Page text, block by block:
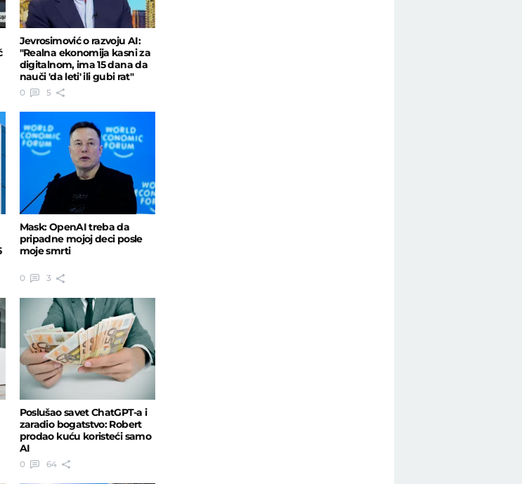
Jevrosimović o razvoju AI:
"Realna ekonomija kasni za
digitalnom, ima 15 dana da
nauči 'da leti' ili gubi rat"
0 5
Mask: OpenAI treba da
pripadne mojoj deci posle
moje smrti
0 3
Poslušao savet ChatGPT-a i
zaradio bogatstvo: Robert
prodao kuću koristeći samo
AI
0 64